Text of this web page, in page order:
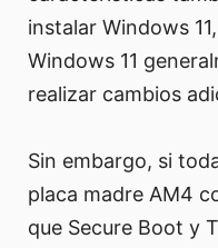
instalar Windows
Windows 11
realizar cambios
Sin embargo, si
placa madre AM4
que Secure Boot y